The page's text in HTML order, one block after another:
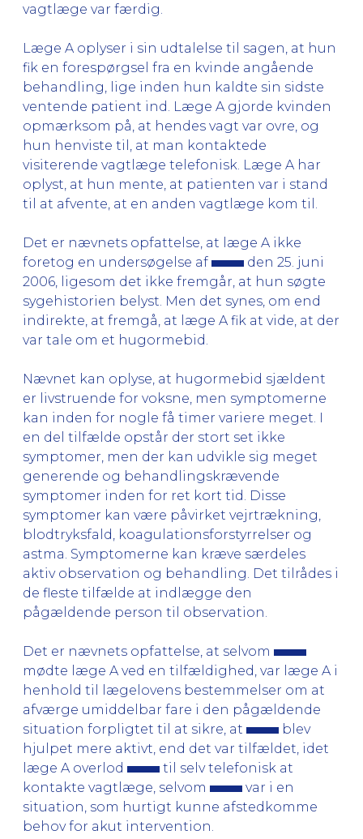
vagtlæge var færdig.
Læge A oplyser i sin udtalelse til sagen, at hun
fik en forespørgsel fra en kvinde angående
behandling, lige inden hun kaldte sin sidste
ventende patient ind. Læge A gjorde kvinden
opmærksom på, at hendes vagt var ovre, og
hun henviste til, at man kontaktede
visiterende vagtlæge telefonisk. Læge A har
oplyst, at hun mente, at patienten var i stand
til at afvente, at en anden vagtlæge kom til.
Det er nævnets opfattelse, at læge A ikke
foretog en undersøgelse af
den 25. juni
2006, ligesom det ikke fremgår, at hun søgte
sygehistorien belyst. Men det synes, om end
indirekte, at fremgå, at læge A fik at vide, at der
var tale om et hugormebid.
Nævnet kan oplyse, at hugormebid sjældent
er livstruende for voksne, men symptomerne
kan inden for nogle få timer variere meget. I
en del tilfælde opstår der stort set ikke
symptomer, men der kan udvikle sig meget
generende og behandlingskrævende
symptomer inden for ret kort tid. Disse
symptomer kan være påvirket vejrtrækning,
blodtryksfald, koagulationsforstyrrelser og
astma. Symptomerne kan kræve særdeles
aktiv observation og behandling. Det tilrådes i
de fleste tilfælde at indlægge den
pågældende person til observation.
Det er nævnets opfattelse, at selvom
mødte læge A ved en tilfældighed, var læge A i
henhold til lægelovens bestemmelser om at
afværge umiddelbar fare i den pågældende
situation forpligtet til at sikre, at
blev
hjulpet mere aktivt, end det var tilfældet, idet
læge A overlod
til selv telefonisk at
kontakte vagtlæge, selvom
var i en
situation, som hurtigt kunne afstedkomme
behov for akut intervention.